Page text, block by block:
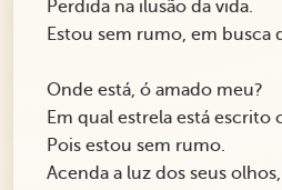
Perdida na ilusão da vida.
Estou sem rumo, em busca
Onde está, ó amado meu?
Em qual estrela está escrito
Pois estou sem rumo.
Acenda a luz dos seus olhos,